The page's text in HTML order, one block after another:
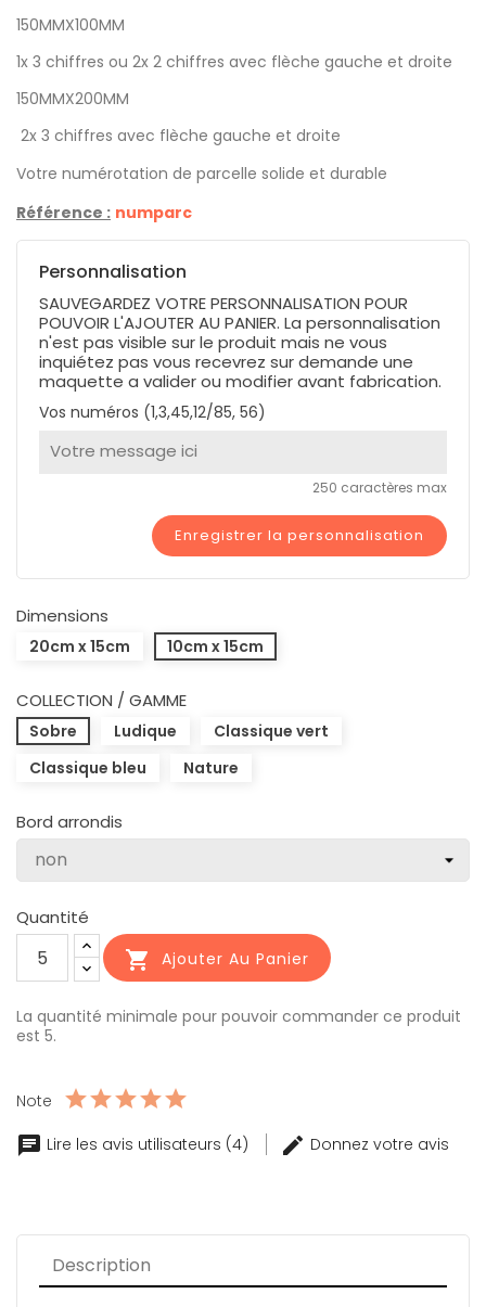
150MMX100MM
1x 3 chiffres ou 2x 2 chiffres avec flèche gauche et droite
150MMX200MM
2x 3 chiffres avec flèche gauche et droite
Votre numérotation de parcelle solide et durable
Référence : numparc
Personnalisation
SAUVEGARDEZ VOTRE PERSONNALISATION POUR
POUVOIR L'AJOUTER AU PANIER. La personnalisation
n'est pas visible sur le produit mais ne vous
inquiétez pas vous recevrez sur demande une
maquette a valider ou modifier avant fabrication.
Vos numéros (1,3,45,12/85, 56)
250 caractères max
Enregistrer la personnalisation
Dimensions
20cm x 15cm 10cm x 15cm
COLLECTION / GAMME
Sobre Ludique
Classique vert
Classique bleu
Nature
Bord arrondis
Quantité
 Ajouter Au Panier
La quantité minimale pour pouvoir commander ce produit
est 5.
Note
chat Lire les avis utilisateurs (4) edit Donnez votre avis
Description